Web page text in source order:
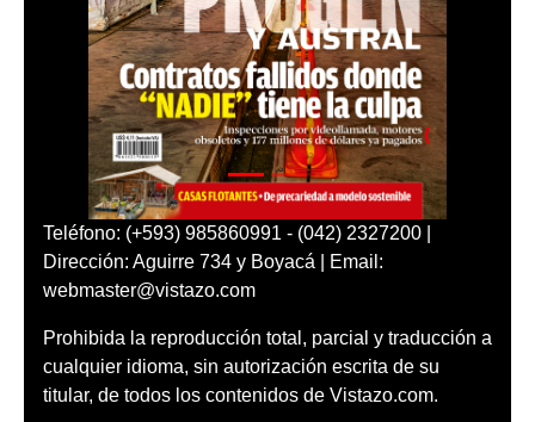
Teléfono: (+593) 985860991 - (042) 2327200 |
Dirección: Aguirre 734 y Boyacá | Email:
webmaster@vistazo.com
Prohibida la reproducción total, parcial y traducción a
cualquier idioma, sin autorización escrita de su
titular, de todos los contenidos de Vistazo.com.